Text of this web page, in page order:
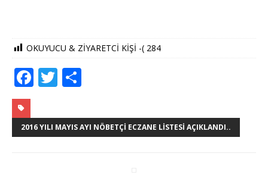
OKUYUCU & ZİYARETCİ KİŞİ -( 284
F
c
e
T
it
te
ar
e
2016 YILI MAYIS AYI NÖBETÇI ECZANE LISTESI AÇIKLANDI..